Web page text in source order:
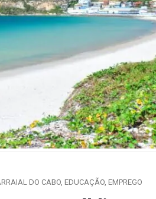
DO CABO EDUCAÇÃO EMPREGO